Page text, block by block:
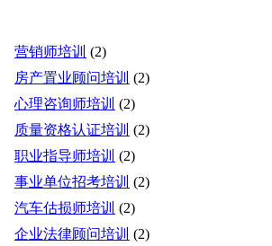
营销师培训 (2)
房产置业顾问培训 (2)
心理咨询师培训 (2)
质量资格认证培训 (2)
职业指导师培训 (2)
事业单位招考培训 (2)
汽车估损师培训 (2)
企业法律顾问培训 (2)